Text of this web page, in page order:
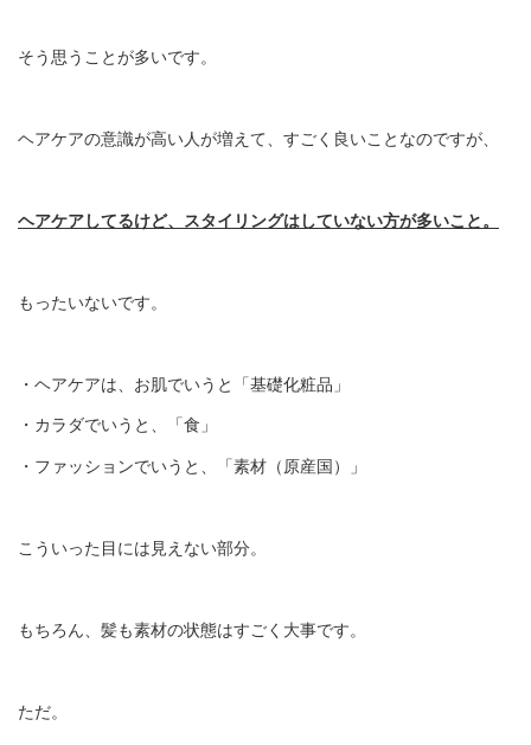
そう思うことが多いです。
ヘアケアの意識が高い人が増えて、すごく良いことなのですが、
ヘアケアしてるけど、スタイリングはしていない方が多いこと。
もったいないです。
・ヘアケアは、お肌でいうと「基礎化粧品」
・カラダでいうと、「食」
・ファッションでいうと、「素材（原産国）」
こういった目には見えない部分。
もちろん、髪も素材の状態はすごく大事です。
ただ。